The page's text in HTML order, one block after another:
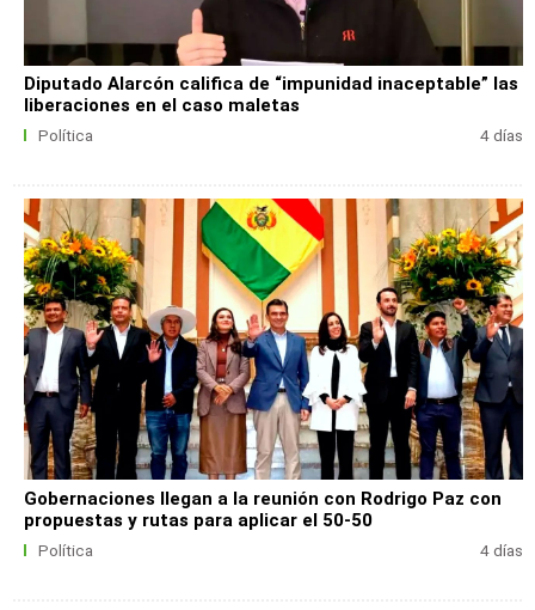
Diputado Alarcón califica de “impunidad inaceptable” las
liberaciones en el caso maletas
Política 4 días
Gobernaciones llegan a la reunión con Rodrigo Paz con
propuestas y rutas para aplicar el 50-50
Política 4 días